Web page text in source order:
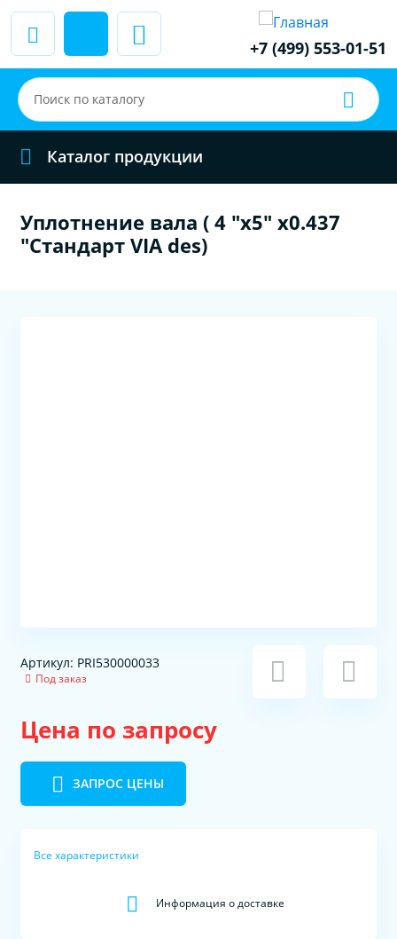
+7 (499) 553-01-51
Каталог продукции
Уплотнение вала ( 4 "x5" x0.437
"Стандарт VIA des)
Артикул: PRI530000033
Под заказ
Цена по запросу
ЗАПРОС ЦЕНЫ
Все характеристики
Информация о доставке